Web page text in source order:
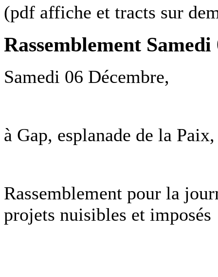
(pdf affiche et tracts sur
Rassemblement
Samedi 06 Décembre,
à Gap, esplanade de la
Rassemblement pour la
projets nuisibles et imposés